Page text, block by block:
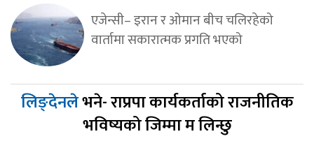
एजेन्सी– इरान र ओमान बीच चलिरहेको
वार्तामा सकारात्मक प्रगति भएको
लिङ्देनलेभने- राप्रपा कार्यकर्ताको राजनीतिक
भविष्यको जिम्मा म लिन्छु